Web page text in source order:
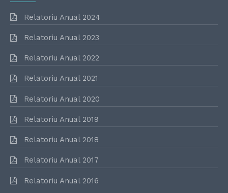
Relatoriu Anual 2024
Relatoriu Anual 2023
Relatoriu Anual 2022
Relatoriu Anual 2021
Relatoriu Anual 2020
Relatoriu Anual 2019
Relatoriu Anual 2018
Relatoriu Anual 2017
Relatoriu Anual 2016